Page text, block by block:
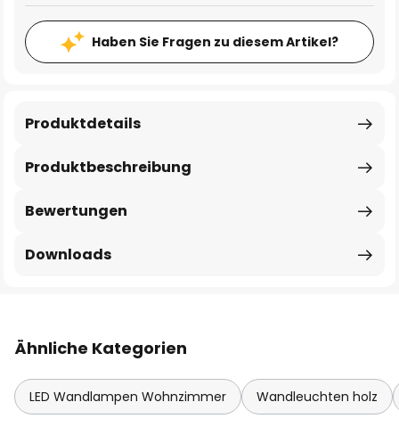
Haben Sie Fragen zu diesem Artikel?
Produktbeschreibung
Produktdetails
Bewertungen
Downloads
Ähnliche Kategorien
LED Wandlampen Wohnzimmer Wandleuchten holz